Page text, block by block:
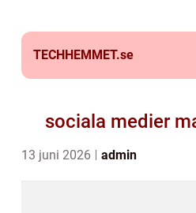
TECHHEMMET.se
sociala medier
13 juni 2026 admin